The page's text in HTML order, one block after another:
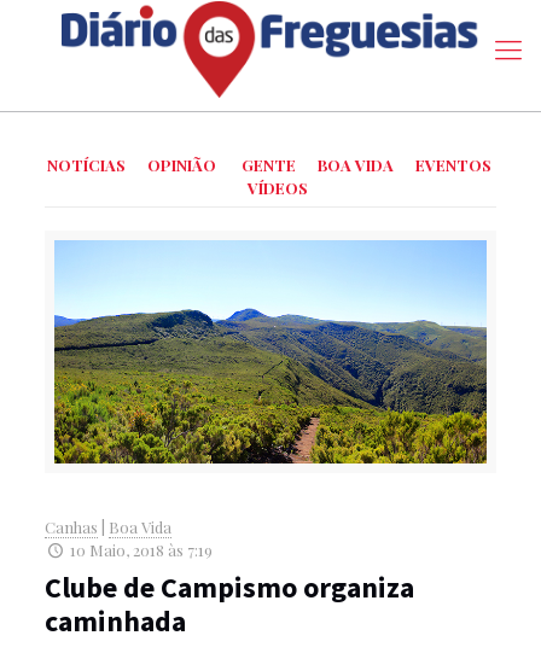
NOTÍCIAS OPINIÃO GENTE BOA VIDA
EVENTOS
VÍDEOS
Canhas
Boa Vida
10 Maio, 2018 às 7:19
Clube de Campismo organiza
caminhada